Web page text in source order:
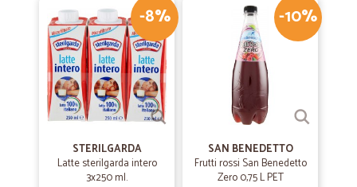
-8%
STERILGARDA
Latte sterilgarda intero
3x250 ml.
-10%
SAN BENEDETTO
Frutti rossi San Benedetto
Zero 0,75 L PET